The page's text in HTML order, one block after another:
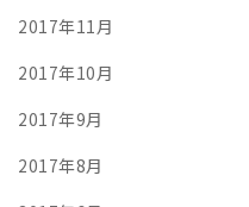
2017年11月
2017年10月
2017年9月
2017年8月